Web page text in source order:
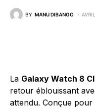
BY MANU DIBANGO
La Galaxy Watch 8
retour éblouissant
attendu. Conçue pour